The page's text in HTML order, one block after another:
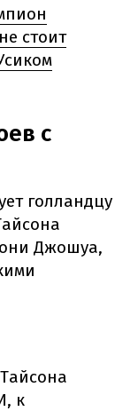
стоит
с
голландцу
Джошуа,
к